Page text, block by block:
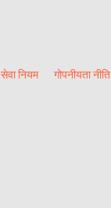
सेवा नियम गोपनीयता नीति